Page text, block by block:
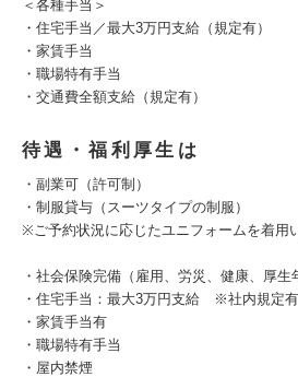
＜各種手当＞
・住宅手当／最大3万円支給（規定有）
・家賃手当
・職場特有手当
・交通費全額支給（規定有）
待遇・福利厚生は
・副業可（許可制）
・制服貸与（スーツタイプの制服）
※ご予約状況に応じたユニフォームを着用
・社会保険完備（雇用、労災、健康、厚生
・住宅手当：最大3万円支給 ※社内規定有
・家賃手当有
・職場特有手当
・屋内禁煙